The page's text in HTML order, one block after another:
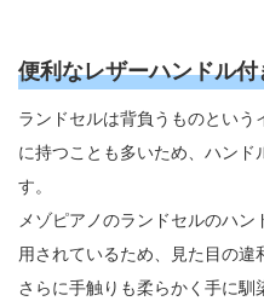
便利なレザーハンドル付
ランドセルは背負うものとい
に持つことも多いため、ハン
す。
メゾピアノのランドセルのハ
用されているため、見た目の違
さらに手触りも柔らかく手に馴